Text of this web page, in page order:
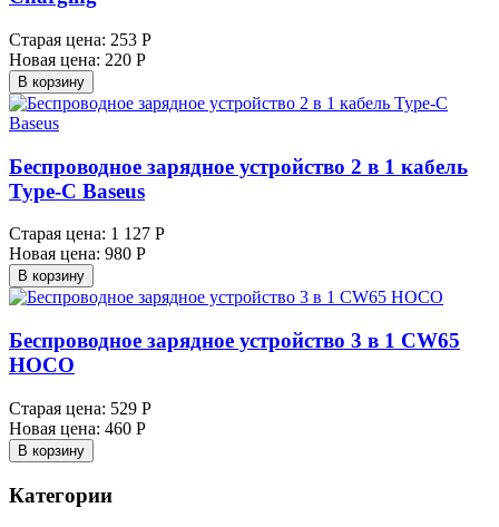
Старая цена: 253 Р
Новая цена: 220 Р
В корзину
Беспроводное зарядное устройство 2 в 1 кабель
Type-C Baseus
Старая цена: 1 127 Р
Новая цена: 980 Р
В корзину
Беспроводное зарядное устройство 3 в 1 CW65
HOCO
Старая цена: 529 Р
Новая цена: 460 Р
В корзину
Категории